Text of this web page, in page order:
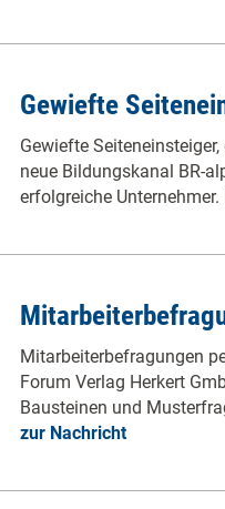
Gewiefte
Gewiefte
neue Bildungskanal BR-
erfolgreiche
Mitarbeiterbefragungen
Forum Verlag Herkert
Bausteinen und
zur Nachricht